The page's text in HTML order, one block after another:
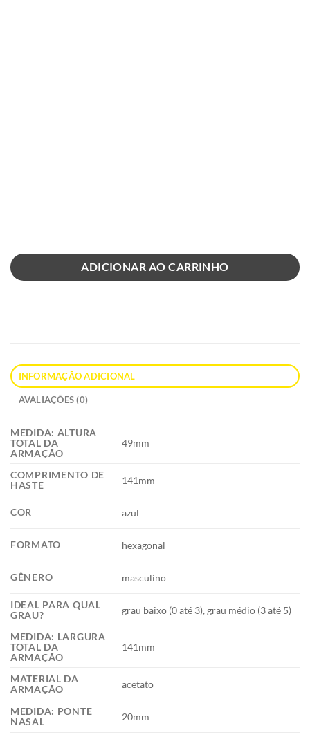
ADICIONAR AO CARRINHO
INFORMAÇÃO ADICIONAL
AVALIAÇÕES (0)
MEDIDA: ALTURA
TOTAL DA
ARMAÇÃO
49mm
COMPRIMENTO DE
HASTE
141mm
COR azul
FORMATO hexagonal
GÊNERO masculino
IDEAL PARA QUAL
GRAU?
grau baixo (0 até 3), grau médio (3 até 5)
MEDIDA: LARGURA
TOTAL DA
ARMAÇÃO
141mm
MATERIAL DA
ARMAÇÃO
acetato
MEDIDA: PONTE
NASAL
20mm